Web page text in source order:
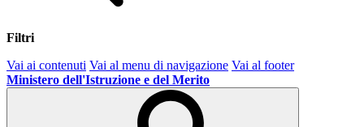
Filtri
Vai ai contenuti Vai al menu di navigazione Vai al footer
Ministero dell'Istruzione e del Merito